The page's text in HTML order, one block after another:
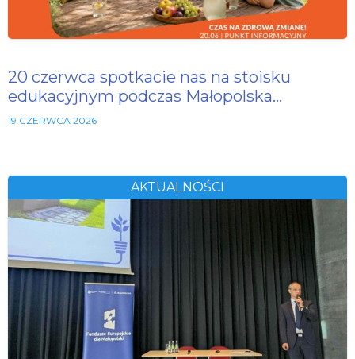
20 czerwca spotkacie nas na stoisku
edukacyjnym podczas Małopolska…
19 CZERWCA 2026
AKTUALNOŚCI